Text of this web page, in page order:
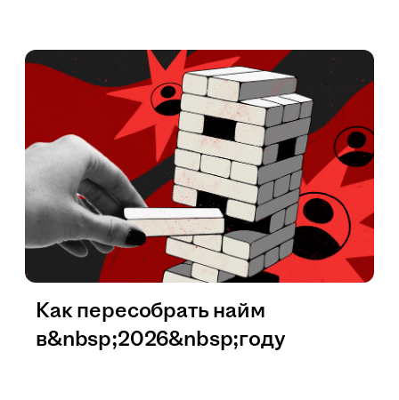
Как пересобрать найм
в&nbsp;2026&nbsp;году